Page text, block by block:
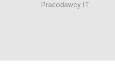
Pracodawcy IT